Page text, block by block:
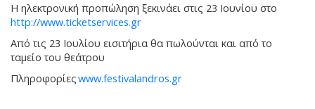
Η ηλεκτρονική προπώληση ξεκινάει στις 23 Ιουνίου στο
http://www.ticketservices.gr
Από τις 23 Ιουλίου εισιτήρια θα πωλούνται και από το
ταμείο του θεάτρου
Πληροφορίεςwww.festivalandros.gr